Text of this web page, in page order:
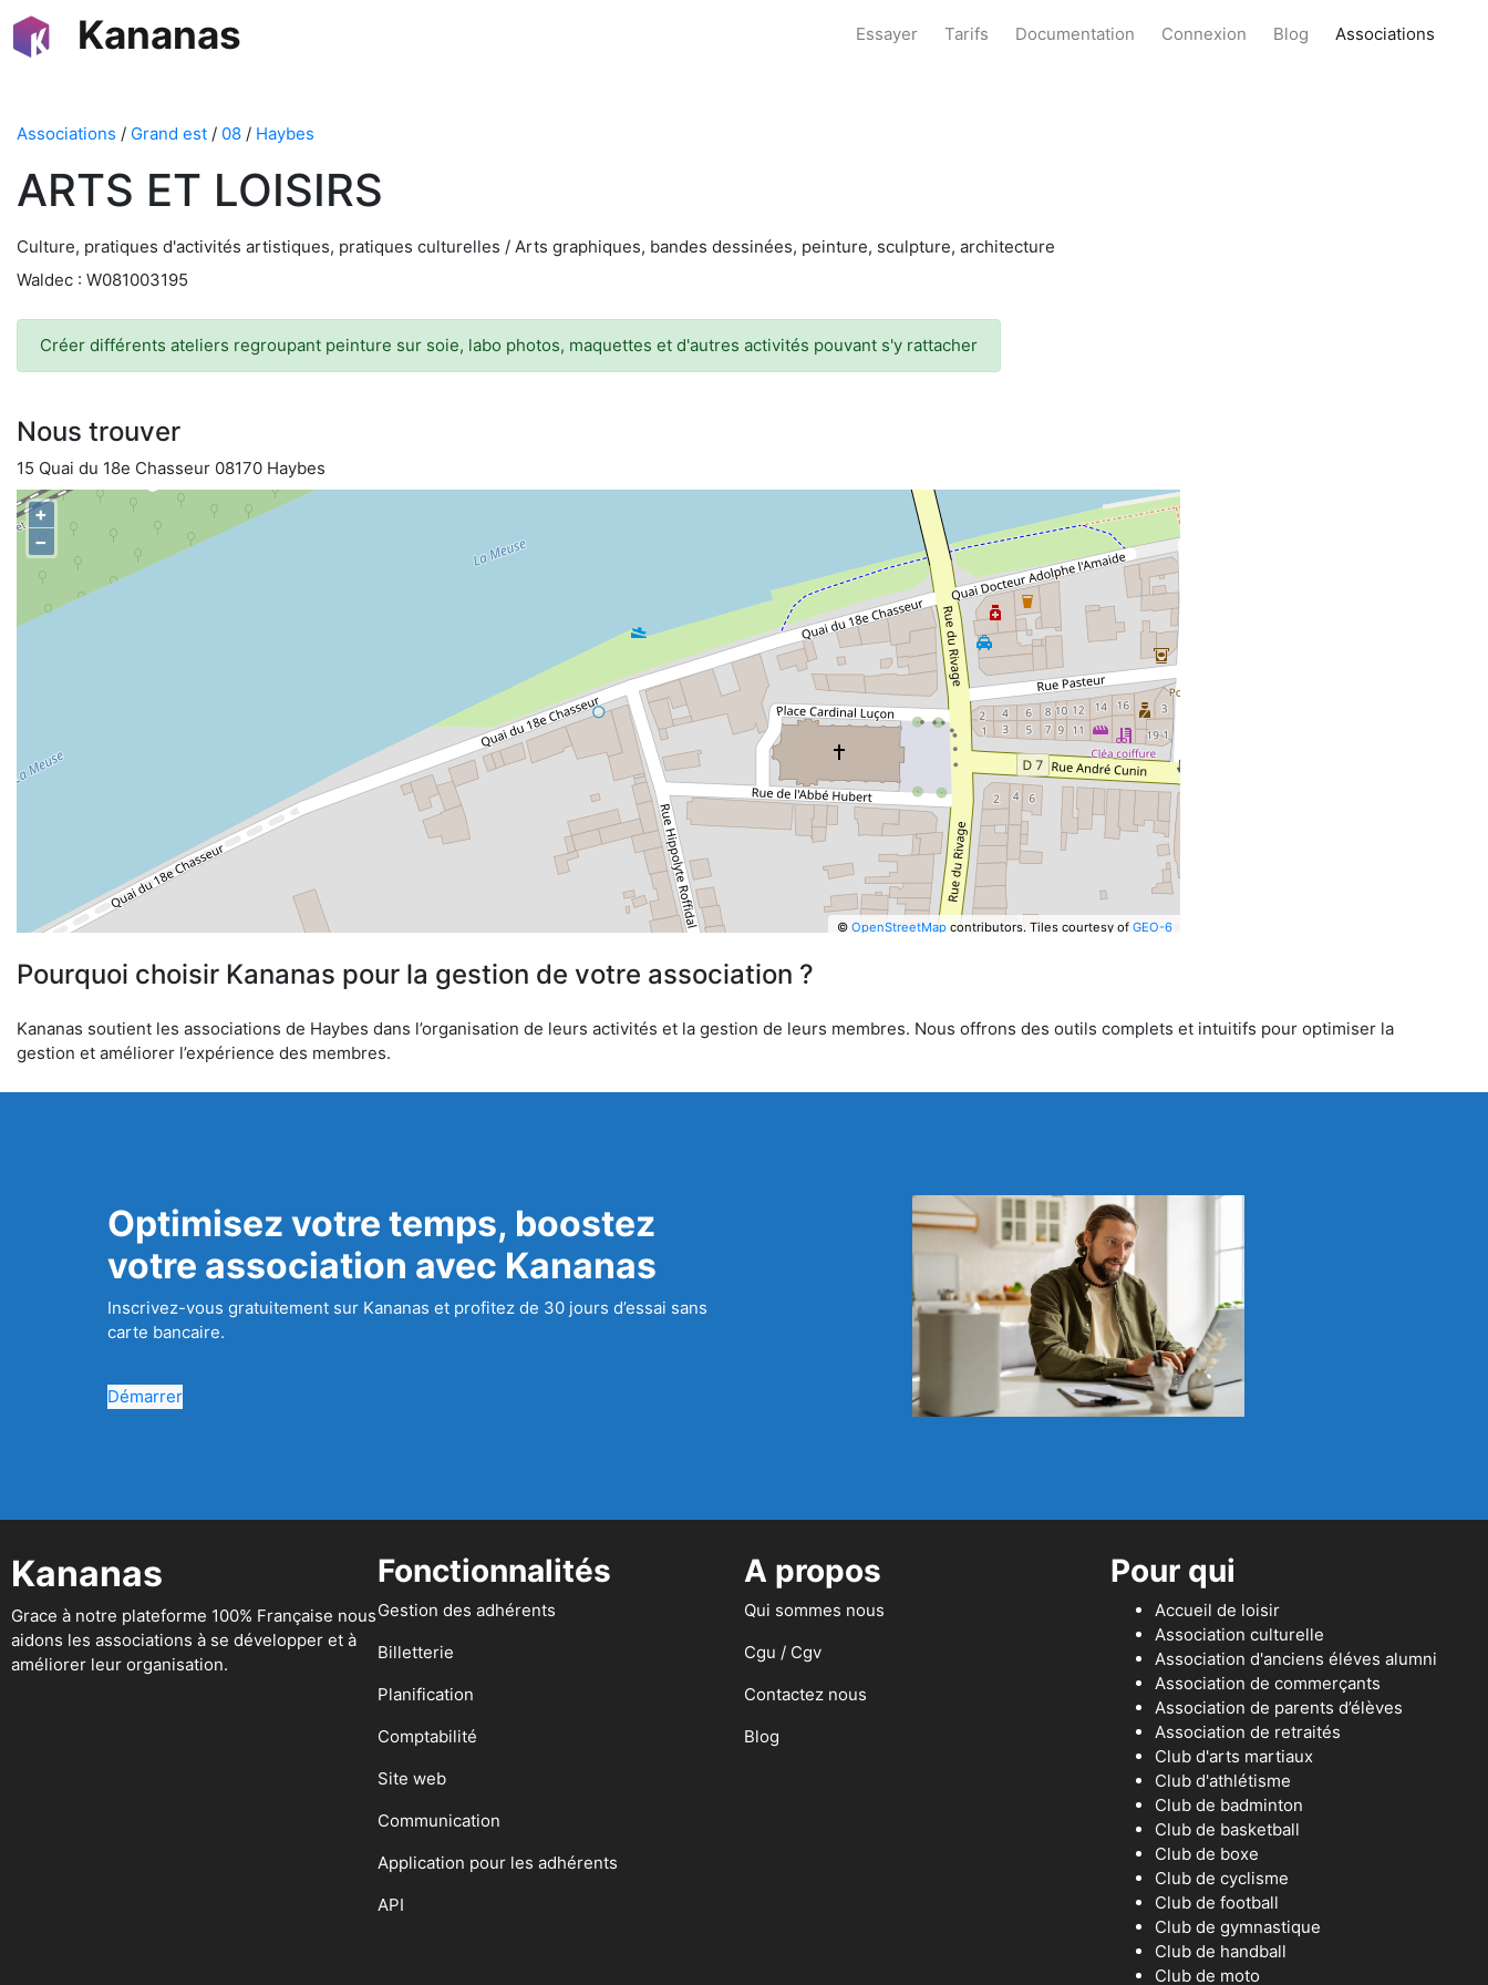
Kananas Essayer Tarifs Documentation Connexion Blog Associations
Associations / Grand est / 08 / Haybes
ARTS ET LOISIRS
Culture, pratiques d'activités artistiques, pratiques culturelles / Arts graphiques, bandes dessinées, peinture, sculpture, architecture
Waldec : W081003195
Créer différents ateliers regroupant peinture sur soie, labo photos, maquettes et d'autres activités pouvant s'y rattacher
Nous trouver
15 Quai du 18e Chasseur 08170 Haybes
+
−
© OpenStreetMapcontributors. Tiles courtesy of GEO-6
Pourquoi choisir Kananas pour la gestion de votre association ?
Kananas soutient les associations de Haybes dans l’organisation de leurs activités et la gestion de leurs membres. Nous offrons des outils complets et intuitifs pour optimiser la
gestion et améliorer l’expérience des membres.
Optimisez votre temps, boostez
votre association avec Kananas
Inscrivez-vous gratuitement sur Kananas et profitez de 30 jours d’essai sans
carte bancaire.
Démarrer
Kananas
Grace à notre plateforme 100% Française nous
aidons les associations à se développer et à
améliorer leur organisation.
Fonctionnalités
Gestion des adhérents
Billetterie
Planification
Comptabilité
Site web
Communication
Application pour les adhérents
API
A propos
Qui sommes nous
Cgu / Cgv
Contactez nous
Blog
Pour qui
Accueil de loisir
Association culturelle
Association d'anciens éléves alumni
Association de commerçants
Association de parents d’élèves
Association de retraités
Club d'arts martiaux
Club d'athlétisme
Club de badminton
Club de basketball
Club de boxe
Club de cyclisme
Club de football
Club de gymnastique
Club de handball
Club de moto